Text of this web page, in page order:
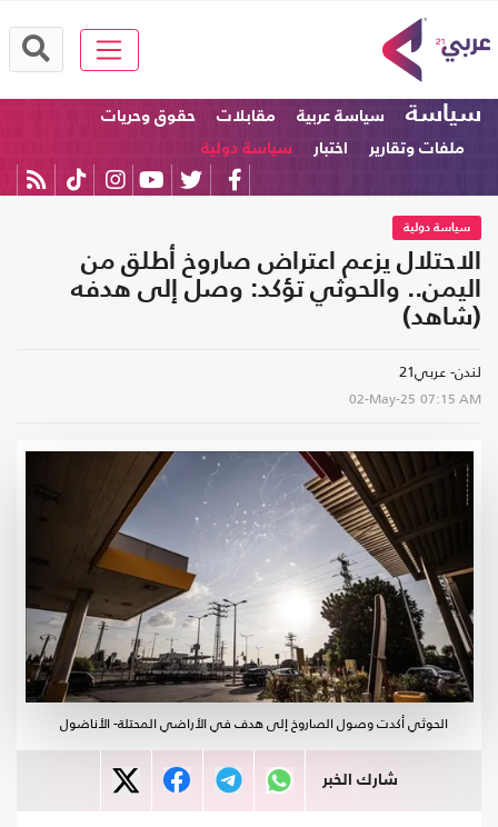
سياسة سياسة عربية مقابلات
حقوق وحريات
ملفات وتقارير
اختبار سياسة دولية
سياسة دولية
الاحتلال يزعم اعتراض صاروخ أطلق من
اليمن.. والحوثي تؤكد: وصل إلى هدفه
(شاهد)
لندن- عربي21
02-May-25 07:15 AM
الحوثي أكدت وصول الصاروخ إلى هدف في الأراضي المحتلة- الأناضول
شارك الخبر